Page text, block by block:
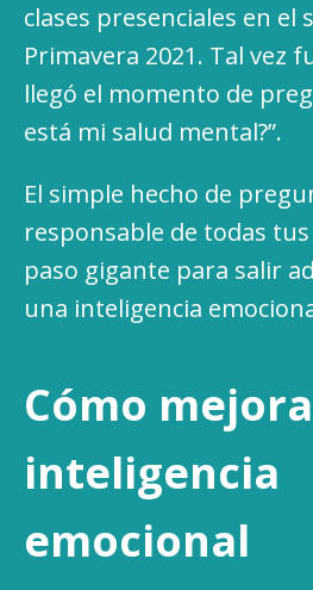
clases presenciales en el
Primavera 2021. Tal vez
llegó el momento de
está mi salud mental?”.
El simple hecho de
responsable de todas
paso gigante para salir
una inteligencia
Cómo
inteligencia
emocional